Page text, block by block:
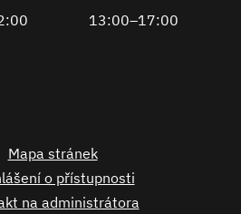
13:00–17:00
Mapa stránek
o přístupnosti
na administrátora